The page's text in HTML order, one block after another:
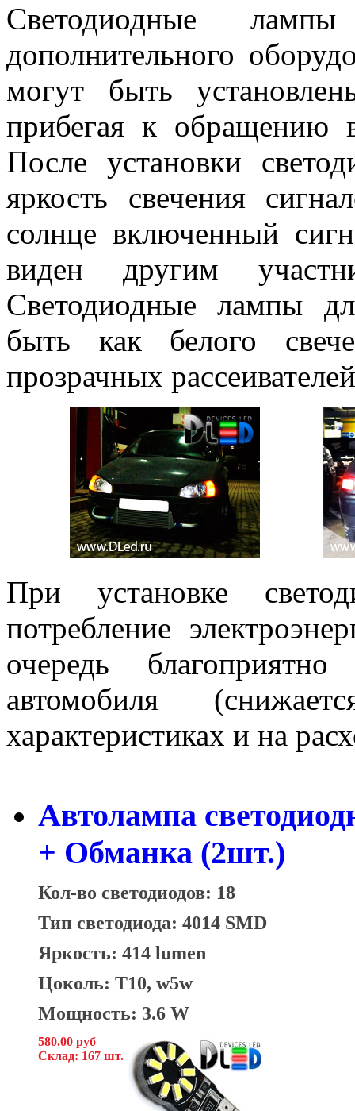
Светодиодные
дополнительного
могут быть
прибегая к обращению
После установки
яркость свечения
солнце включенный
виден другим
Светодиодные лампы
быть как белого
прозрачных
При установке
потребление
очередь
автомобиля
характеристиках и на
Автолампа
+ Обманка (2шт.)
Кол-во светодиодов: 18
Тип светодиода: 4014 SMD
Яркость: 414 lumen
Цоколь: T10, w5w
Мощность: 3.6 W
580.00 руб
Склад: 167 шт.